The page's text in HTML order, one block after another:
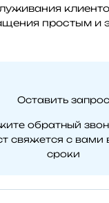
простым
Оставить запрос
обратный
свяжется с вами
сроки